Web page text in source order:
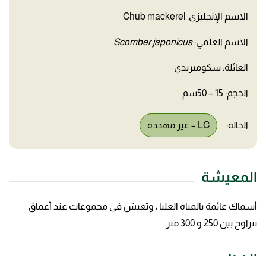
الاسم الإنجليزي: Chub mackerel
الاسم العلمي:Scomber japonicus
العائلة: سكومبريدي
الحجم: 15 – 50سم
الحالة: LC – غير مهددة
المعيشة
أسماك عائمة بالمياه العليا ، وتعيش في مجموعات عند أعماق
تتراوح بين 250 و 300 متر